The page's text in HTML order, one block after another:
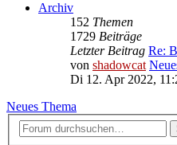
Archiv
152 Themen
1729 Beiträge
Letzter Beitrag Re:
von shadowcat
Di 12. Apr 2022,
Neues Thema